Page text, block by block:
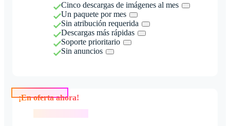
Cinco descargas de imágenes al mes
Un paquete por mes
Sin atribución requerida
Descargas más rápidas
Soporte prioritario
Sin anuncios